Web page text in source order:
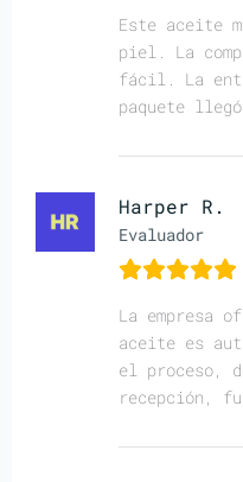
Este aceite
piel. La
fácil. La
paquete
Harper R.
Evaluador
La empresa
aceite es
el proceso,
recepción,